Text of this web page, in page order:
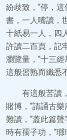
紛歧致，“停，
書，一人嘴讀，
十紙易一人，四
許讀二百頁，記
瀏覽量，“十三
這般習熟而纖悉
有這般苦讀
賭博，“請誦古
難讀，“蓋此篇
時有孺子功，“